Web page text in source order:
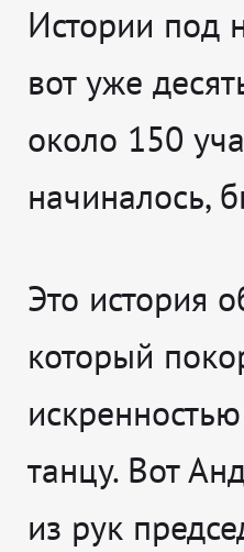
Истории под
вот уже
около 150
начиналось,
Это история
который
танцу. Вот
из рук